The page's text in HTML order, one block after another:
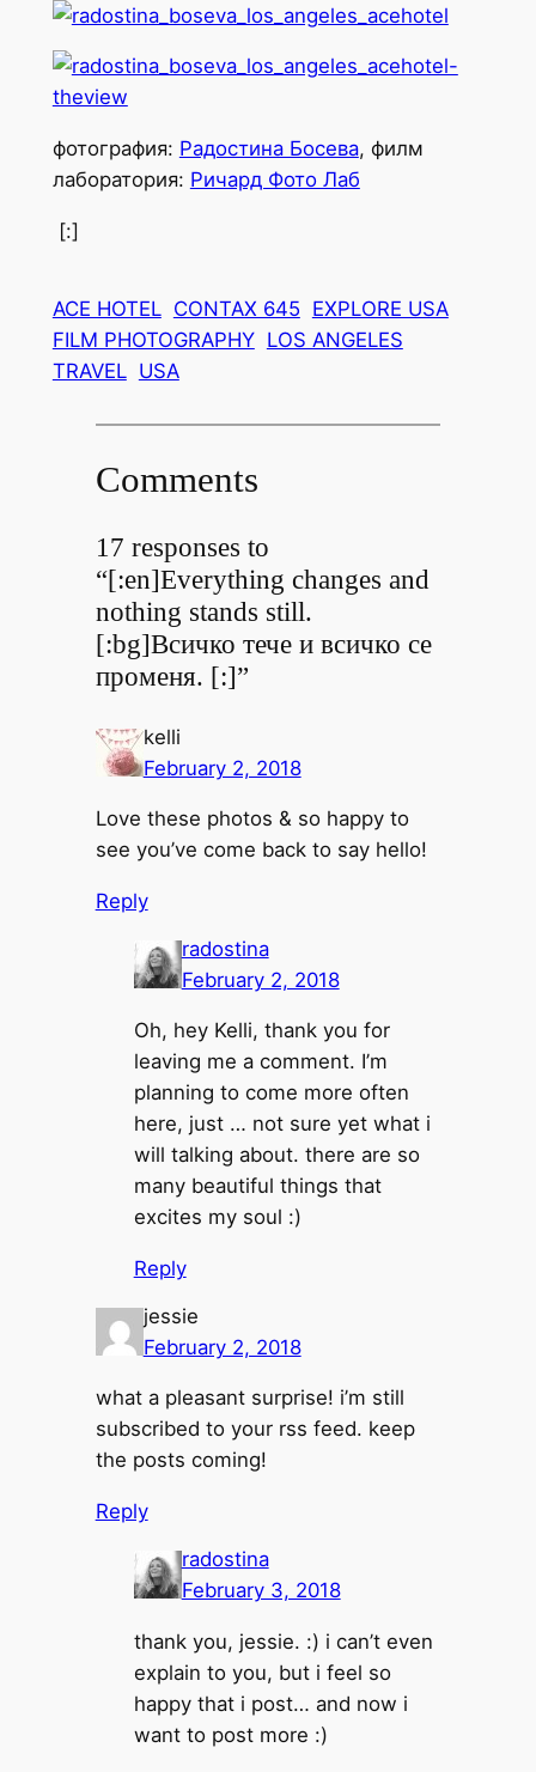
фотография: Радостина Босева, филм
лаборатория: Ричард Фото Лаб
[:]
ACE HOTEL CONTAX 645 EXPLORE USA
FILM PHOTOGRAPHY LOS ANGELES
TRAVEL USA
Comments
17 responses to
“[:en]Everything changes and
nothing stands still.
[:bg]Всичко тече и всичко се
променя. [:]”
kelli
February 2, 2018
Love these photos & so happy to
see you’ve come back to say hello!
Reply
radostina
February 2, 2018
Oh, hey Kelli, thank you for
leaving me a comment. I’m
planning to come more often
here, just … not sure yet what i
will talking about. there are so
many beautiful things that
excites my soul :)
Reply
jessie
February 2, 2018
what a pleasant surprise! i’m still
subscribed to your rss feed. keep
the posts coming!
Reply
radostina
February 3, 2018
thank you, jessie. :) i can’t even
explain to you, but i feel so
happy that i post… and now i
want to post more :)